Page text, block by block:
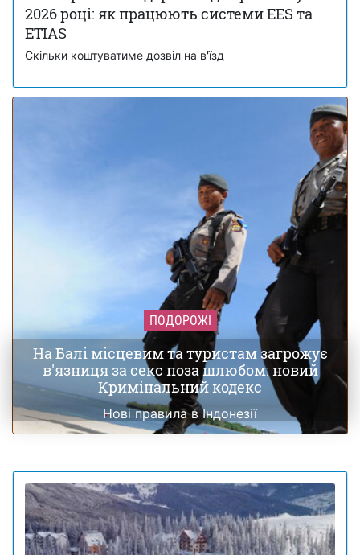
2026 році: як працюють системи EES та
ETIAS
Скільки коштуватиме дозвіл на в'їзд
ПОДОРОЖІ
На Балі місцевим та туристам загрожує
в'язниця за секс поза шлюбом: новий
Кримінальний кодекс
Нові правила в Індонезії